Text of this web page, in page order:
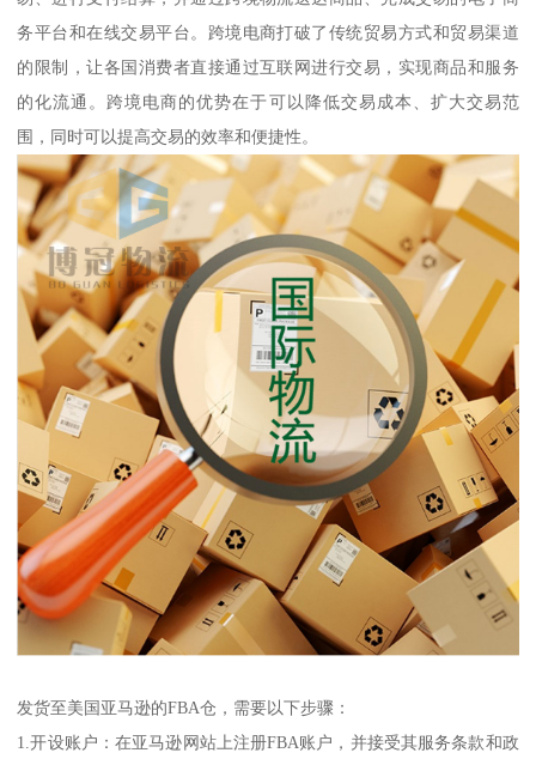
务平台和在线交易平台。跨境电商打破了传统贸易方式和贸易渠道
的限制，让各国消费者直接通过互联网进行交易，实现商品和服务
的化流通。跨境电商的优势在于可以降低交易成本、扩大交易范
围，同时可以提高交易的效率和便捷性。
发货至美国亚马逊的FBA仓，需要以下步骤：
1.开设账户：在亚马逊网站上注册FBA账户，并接受其服务条款和政